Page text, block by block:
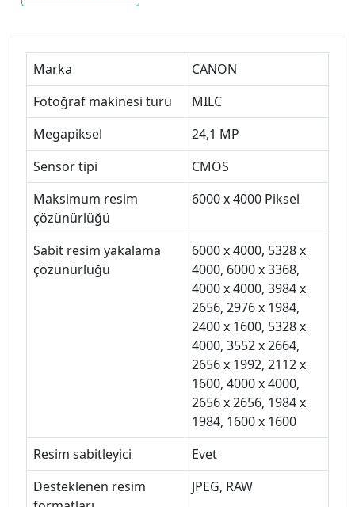
Marka
CANON
Fotoğraf makinesi türü
MILC
Megapiksel
24,1 MP
Sensör tipi
CMOS
Maksimum resim
çözünürlüğü
6000 x 4000 Piksel
Sabit resim yakalama
çözünürlüğü
6000 x 4000, 5328 x
4000, 6000 x 3368,
4000 x 4000, 3984 x
2656, 2976 x 1984,
2400 x 1600, 5328 x
4000, 3552 x 2664,
2656 x 1992, 2112 x
1600, 4000 x 4000,
2656 x 2656, 1984 x
1984, 1600 x 1600
Resim sabitleyici
Evet
Desteklenen resim
JPEG, RAW